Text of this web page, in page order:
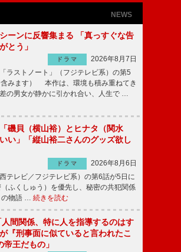
NEWS
ーンに反響集まる 「真っすぐな告
とう」
ドラマ
2026年8月7日
ラストノート」（フジテレビ系）の第5
みます） 本作は、環境も積み重ねてき
の男女が静かに引かれ合い、人生で …
磯貝（横山裕）とヒナタ（関水
い」「縦山裕二さんのグッズ欲し
ドラマ
2026年8月6日
テレビ／フジテレビ系）の第6話が5日に
ふくしゅう）を優先し、秘密の共犯関係
の物語 … 続きを読む
間関係、特に人を指導するのはす
『刑事面に似ていると言われたこ
王だもの」